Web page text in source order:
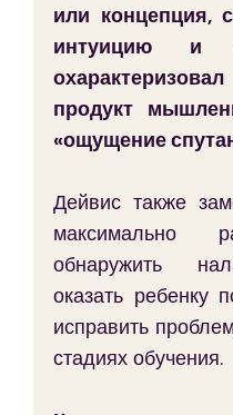
или концепция,
интуицию и
продукт
«ощущение
Дейвис также
максимально
обнаружить
оказать ребенку
исправить
стадиях обучения.